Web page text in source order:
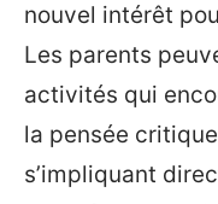
nouvel intérêt
Les parents
activités qui
la pensée
s’impliquant